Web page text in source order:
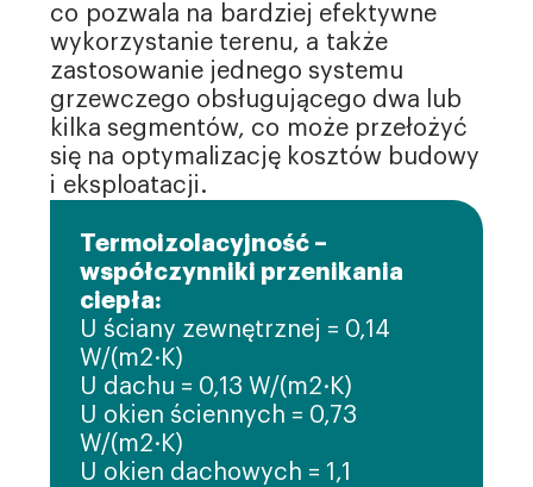
co pozwala na bardziej efektywne
wykorzystanie terenu, a także
zastosowanie jednego systemu
grzewczego obsługującego dwa lub
kilka segmentów, co może przełożyć
się na optymalizację kosztów budowy
i eksploatacji.
Termoizolacyjność –
współczynniki przenikania
ciepła:
U ściany zewnętrznej = 0,14
W/(m2·K)
U dachu = 0,13 W/(m2·K)
U okien ściennych = 0,73
W/(m2·K)
U okien dachowych = 1,1